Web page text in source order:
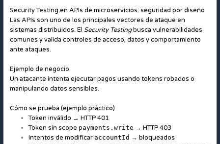
Security Testing en APIs de microservicios: seguridad por diseño
Las APIs son uno de los principales vectores de ataque en
sistemas distribuidos. El Security Testingbusca vulnerabilidades
comunes y valida controles de acceso, datos y comportamiento
ante ataques.
Ejemplo de negocio
Un atacante intenta ejecutar pagos usando tokens robados o
manipulando datos sensibles.
Cómo se prueba (ejemplo práctico)
Token inválido → HTTP 401
Token sin scope payments.write → HTTP 403
Intentos de modificar accountId → bloqueados